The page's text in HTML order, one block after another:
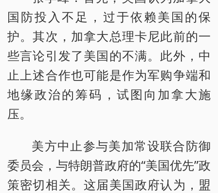
国防投入不足，过于依赖美国的保
护。其次，加拿大总理卡尼此前的一
些言论引发了美国的不满。此外，中
止上述合作也可能是作为军购争端和
地缘政治的筹码，试图向加拿大施
压。
美方中止参与美加常设联合防御
委员会，与特朗普政府的“美国优先”政
策密切相关。这届美国政府认为，盟